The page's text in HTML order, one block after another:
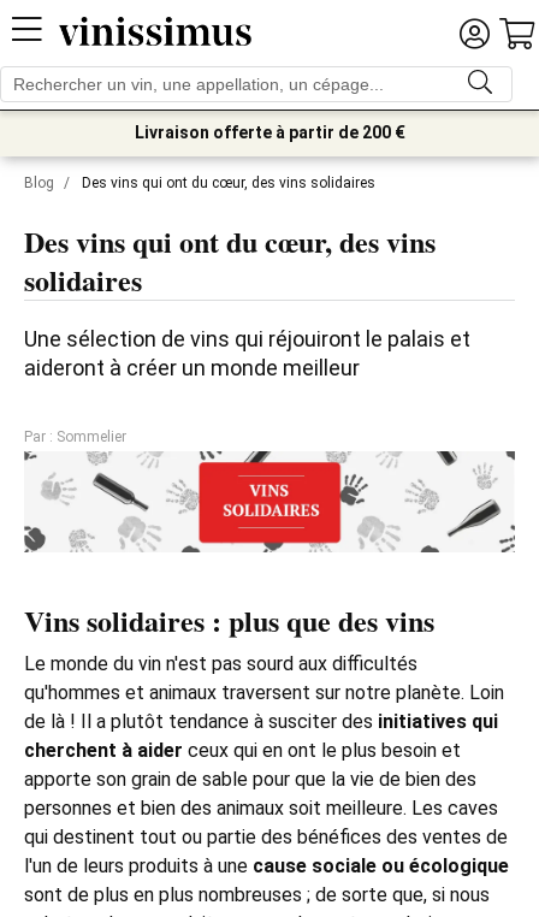
Livraison offerte à partir de 200 €
Blog / Des vins qui ont du cœur, des vins solidaires
Des vins qui ont du cœur, des vins
solidaires
Une sélection de vins qui réjouiront le palais et
aideront à créer un monde meilleur
Par : Sommelier
Vins solidaires : plus que des vins
Le monde du vin n'est pas sourd aux difficultés
qu'hommes et animaux traversent sur notre planète. Loin
de là ! Il a plutôt tendance à susciter des initiatives qui
cherchent à aider ceux qui en ont le plus besoin et
apporte son grain de sable pour que la vie de bien des
personnes et bien des animaux soit meilleure. Les caves
qui destinent tout ou partie des bénéfices des ventes de
l'un de leurs produits à une cause sociale ou écologique
sont de plus en plus nombreuses ; de sorte que, si nous